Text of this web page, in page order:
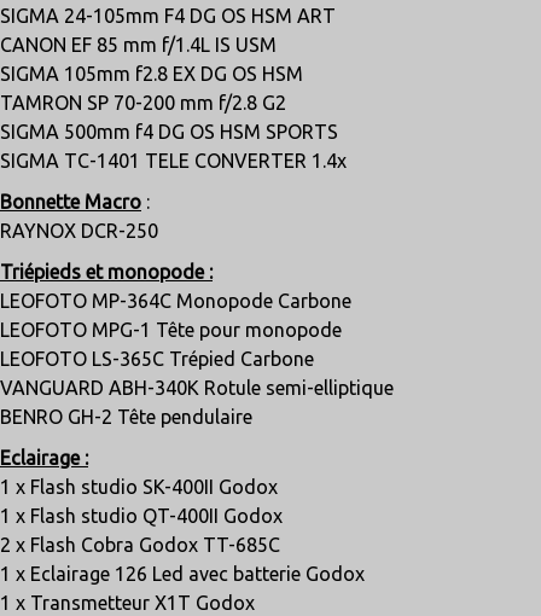
SIGMA 24-105mm F4 DG OS HSM ART
CANON EF 85 mm f/1.4L IS USM
SIGMA 105mm f2.8 EX DG OS HSM
TAMRON SP 70-200 mm f/2.8 G2
SIGMA 500mm f4 DG OS HSM SPORTS
SIGMA TC-1401 TELE CONVERTER 1.4x
Bonnette Macro :
RAYNOX DCR-250
Triépieds et monopode :
LEOFOTO MP-364C Monopode Carbone
LEOFOTO MPG-1 Tête pour monopode
LEOFOTO LS-365C Trépied Carbone
VANGUARD ABH-340K Rotule semi-elliptique
BENRO GH-2 Tête pendulaire
Eclairage :
1 x Flash studio SK-400II Godox
1 x Flash studio QT-400II Godox
2 x Flash Cobra Godox TT-685C
1 x Eclairage 126 Led avec batterie Godox
1 x Transmetteur X1T Godox